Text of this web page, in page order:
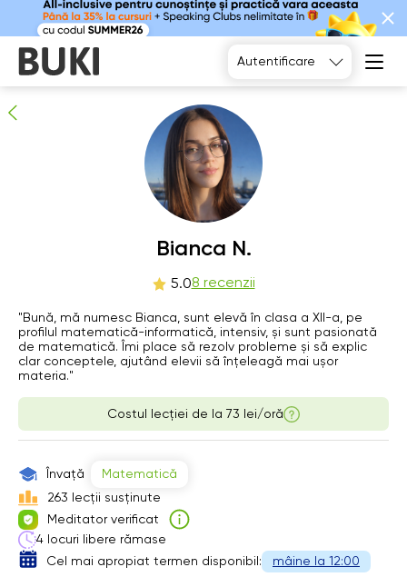
Autentificare
Bianca N. persoane recomandă
Bianca N.
5.08 recenzii
"Bună, mă numesc Bianca, sunt elevă în clasa a XII-a, pe
profilul matematică-informatică, intensiv, și sunt pasionată
de matematică. Îmi place să rezolv probleme și să explic
clar conceptele, ajutând elevii să înțeleagă mai ușor
materia."
Costul lecției de la 73 lei/oră
Învață
Matematică
263 lecții susținute
Meditator verificat
4 locuri libere rămase
Cel mai apropiat termen disponibil:
mâine la 12:00
Tu
We
Nu există
ore libere
12:00
12:30
13:30
14:30
15:00
13:00
13:30
14:30
12:00
12:30